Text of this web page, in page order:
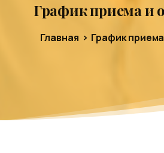
Графикприема и
Главная График